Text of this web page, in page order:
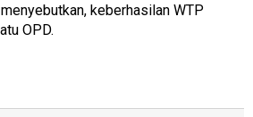
keberhasilan WTP
OPD.